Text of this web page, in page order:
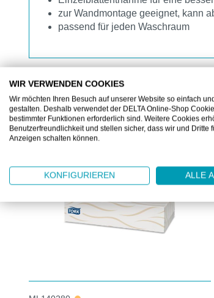
zur Wandmontage geeignet, kann
passend für jeden Waschraum
ZUBEHÖR
Produktgalerie überspringen
WIR VERWENDEN COOKIES
Wir möchten Ihren Besuch auf unserer Website so einfach
gestalten. Deshalb verwendet der DELTA Online-Shop
bestimmter Funktionen erforderlich sind. Weitere Cookies
Benutzerfreundlichkeit und stellen sicher, dass wir und Dritte
Anzeigen schalten können.
KONFIGURIEREN ALLE